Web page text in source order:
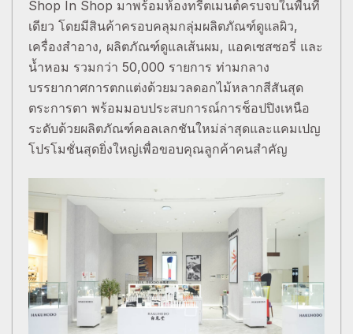
Shop In Shop มาพร้อมห้องทรีตเมนต์ครบจบในพื้นที่
เดียว โดยมีสินค้าครอบคลุมกลุ่มผลิตภัณฑ์ดูแลผิว,
เครื่องสำอาง, ผลิตภัณฑ์ดูแลเส้นผม, แอคเซสซอรี่ และ
น้ำหอม รวมกว่า 50,000 รายการ ท่ามกลาง
บรรยากาศการตกแต่งด้วยมวลดอกไม้หลากสีสันสุด
ตระการตา พร้อมมอบประสบการณ์การช็อปปิงเหนือ
ระดับด้วยผลิตภัณฑ์คอลเลกชันใหม่ล่าสุดและแคมเปญ
โปรโมชั่นสุดยิ่งใหญ่เพื่อขอบคุณลูกค้าคนสำคัญ